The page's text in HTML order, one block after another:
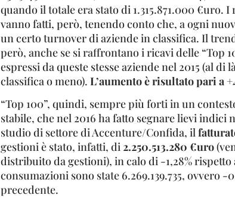
quando il totale era stato di 1.315.871.000 €uro.
vanno fatti, però, tenendo conto che, a ogni
un certo turnover di aziende in classifica. Il
però, anche se si raffrontano i ricavi delle “Top
espressi da queste stesse aziende nel 2015 (al di
classifica o meno). L’aumento è risultato pari a
“Top 100”, quindi, sempre più forti in un
stabile, che nel 2016 ha fatto segnare lievi indici
studio di settore di Accenture/Confida, il
gestioni è stato, infatti, di2.250.513.280 €uro
distribuito da gestioni), in calo di -1,28% rispetto
consumazioni sono state 6.269.139.735, ovvero -
precedente.